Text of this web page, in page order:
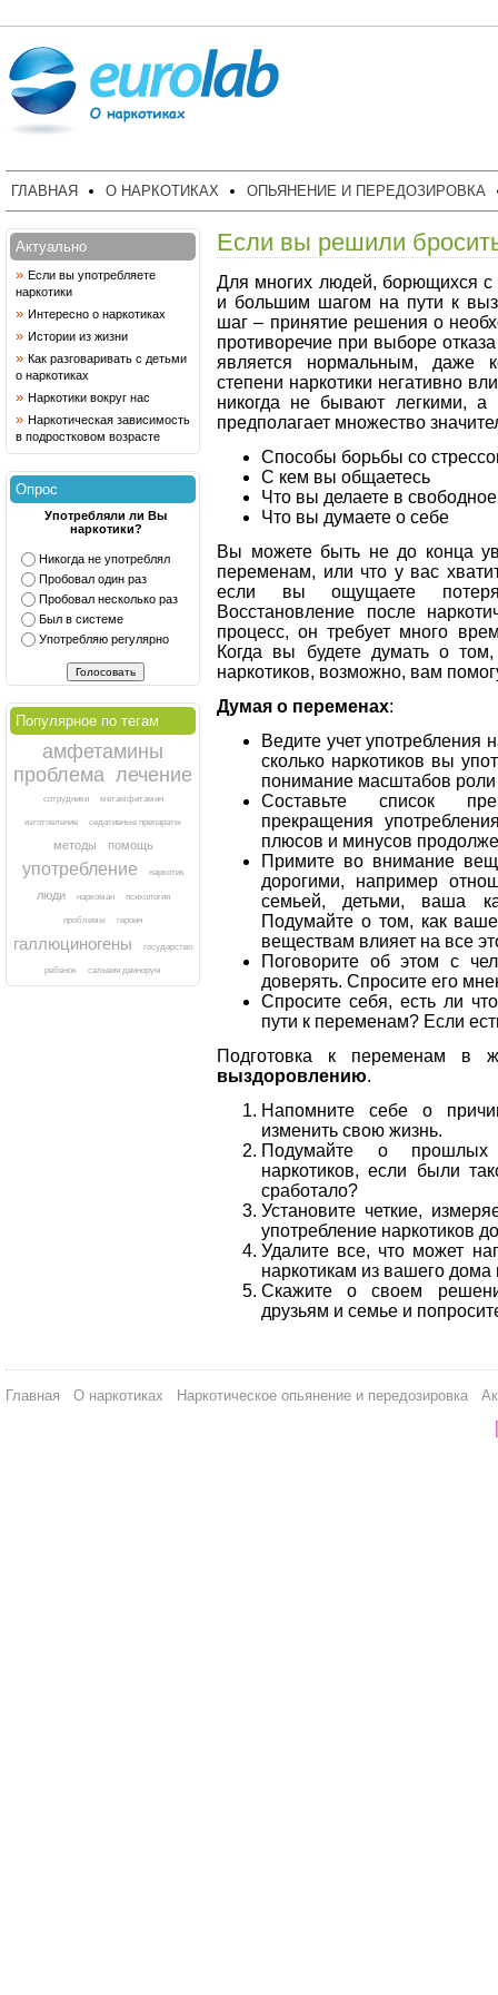
ГЛАВНАЯ О НАРКОТИКАХ ОПЬЯНЕНИЕ И ПЕРЕДОЗИРОВКА
Актуально
» Если вы употребляете
наркотики
» Интересно о наркотиках
» Истории из жизни
» Как разговаривать с детьми
о наркотиках
» Наркотики вокруг нас
» Наркотическая зависимость
в подростковом возрасте
Опрос
Употребляли ли Вы
наркотики?
Никогда не употреблял
Пробовал один раз
Пробовал несколько раз
Был в системе
Употребляю регулярно
Популярное по тегам
амфетамины
проблема лечение
сотрудники метамфитамин
изготовление седативные препараты
методы помощь
употребление наркотик
люди наркоман психология
проблемы героин
галлюциногены государство
ребенок сальвия двинорум
Если вы решили
Для многих людей, борющихся
и большим шагом на пути к
шаг – принятие решения о
противоречие при выборе
является нормальным, даже
степени наркотики негативно
никогда не бывают легкими,
предполагает множество
Способы борьбы со
С кем вы общаетесь
Что вы делаете в
Что вы думаете о себе
Вы можете быть не до конца
переменам, или что у вас
если вы ощущаете
Восстановление после
процесс, он требует много
Когда вы будете думать о
наркотиков, возможно, вам
Думая о переменах:
Ведите учет употребления
сколько наркотиков вы
понимание масштабов
Составьте список
прекращения
плюсов и минусов
Примите во внимание
дорогими, например
семьей, детьми, ваша
Подумайте о том, как ваше
веществам влияет на все
Поговорите об этом с
доверять. Спросите его
Спросите себя, есть ли
пути к переменам? Если
Подготовка к переменам в
выздоровлению.
Напомните себе о
изменить свою жизнь.
Подумайте о прошлых
наркотиков, если были
сработало?
Установите четкие,
употребление наркотиков
Удалите все, что может
наркотикам из вашего
Скажите о своем
друзьям и семье и
Главная О наркотиках Наркотическое опьянение и передозировка